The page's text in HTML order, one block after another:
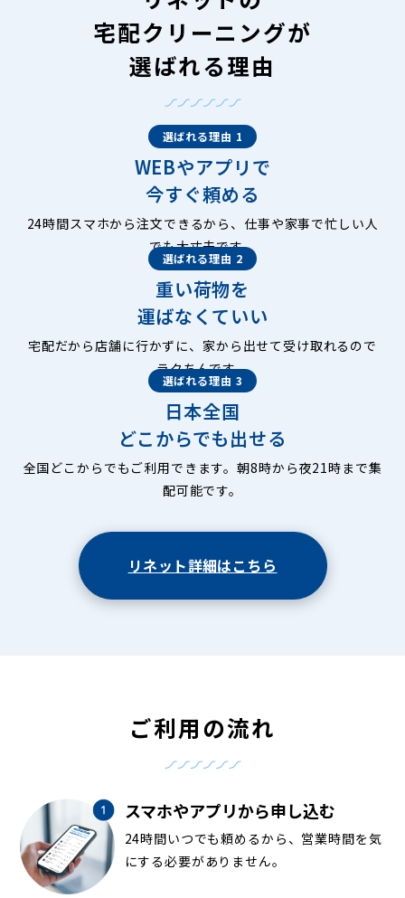
宅配クリーニングが
選ばれる理由
選ばれる理由 1
WEBやアプリで
今すぐ頼める
24時間スマホから注文できるから、仕事や家事で忙しい人
でも大丈夫です。
選ばれる理由 2
重い荷物を
運ばなくていい
宅配だから店舗に行かずに、家から出せて受け取れるので
ラクちんです。
選ばれる理由 3
日本全国
どこからでも出せる
全国どこからでもご利用できます。朝8時から夜21時まで集
配可能です。
リネット詳細はこちら
ご利用の流れ
スマホやアプリから申し込む
24時間いつでも頼めるから、営業時間を気
にする必要がありません。